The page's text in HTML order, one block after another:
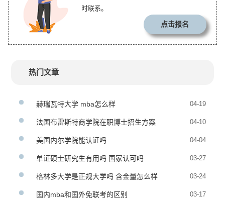
时联系。
点击报名
热门文章
赫瑞瓦特大学 mba怎么样 04-19
法国布雷斯特商学院在职博士招生方案 04-10
美国内尔学院能认证吗 04-04
单证硕士研究生有用吗 国家认可吗 03-27
格林多大学是正规大学吗 含金量怎么样 03-24
国内mba和国外免联考的区别 03-17